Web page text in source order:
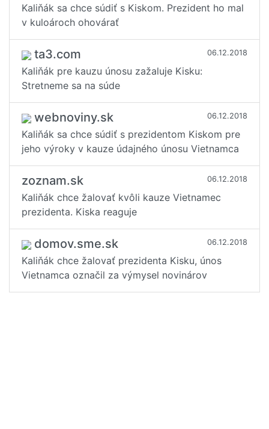
Kaliňák sa chce súdiť s Kiskom. Prezident ho mal
v kuloároch ohovárať
ta3.com 06.12.2018
Kaliňák pre kauzu únosu zažaluje Kisku:
Stretneme sa na súde
webnoviny.sk 06.12.2018
Kaliňák sa chce súdiť s prezidentom Kiskom pre
jeho výroky v kauze údajného únosu Vietnamca
zoznam.sk 06.12.2018
Kaliňák chce žalovať kvôli kauze Vietnamec
prezidenta. Kiska reaguje
domov.sme.sk 06.12.2018
Kaliňák chce žalovať prezidenta Kisku, únos
Vietnamca označil za výmysel novinárov